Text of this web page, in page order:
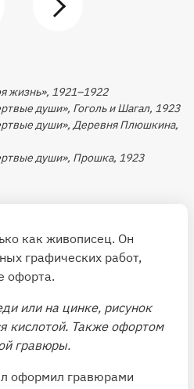
жизнь», 1921–1922
души», Гоголь и Шагал, 1923
души», Деревня Плюшкина,
души», Прошка, 1923
как живописец. Он
графических работ,
офорта.
или на цинке, рисунок
кислотой. Также офортом
гравюры.
оформил гравюрами